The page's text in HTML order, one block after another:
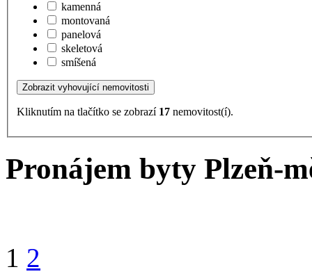
kamenná
montovaná
panelová
skeletová
smíšená
Kliknutím na tlačítko se zobrazí 17 nemovitost(í).
Pronájem byty Plzeň-
1 2